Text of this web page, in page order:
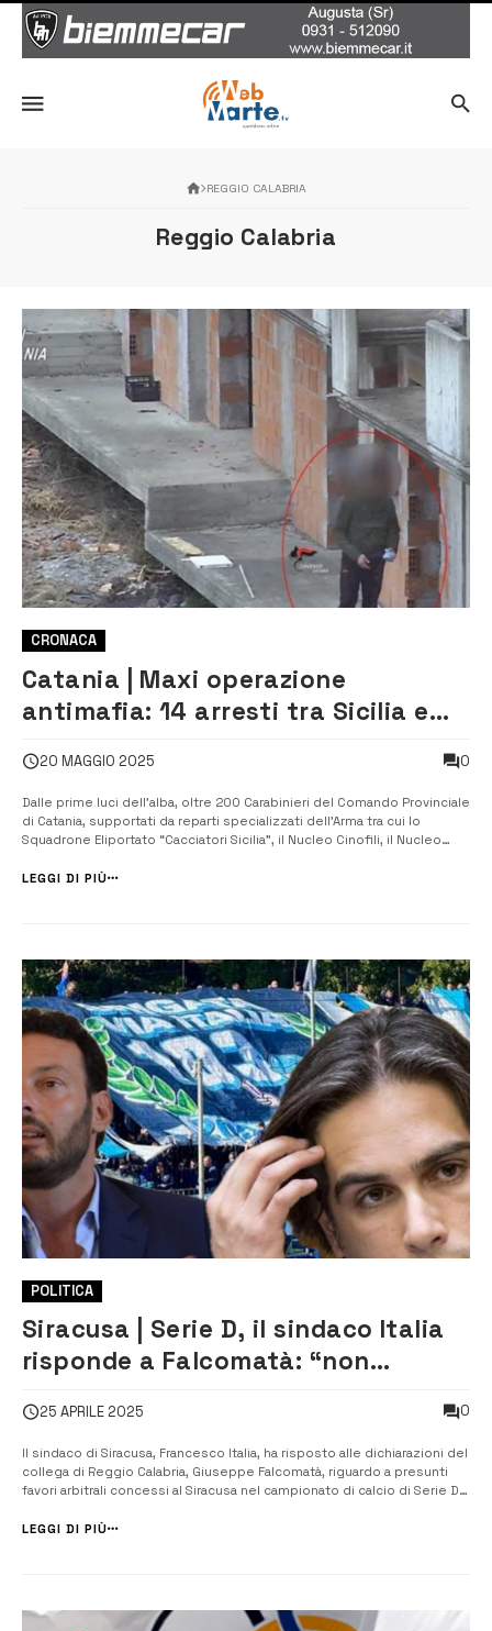
REGGIO CALABRIA
Reggio Calabria
CRONACA
Catania | Maxi operazione
antimafia: 14 arresti tra Sicilia e
20 MAGGIO 2025 0
Dalle prime luci dell’alba, oltre 200 Carabinieri del Comando Provinciale
di Catania, supportati da reparti specializzati dell’Arma tra cui lo
Squadrone Eliportato “Cacciatori Sicilia”, il Nucleo Cinofili, il Nucleo
operazione antimafia nelle province di Catania e Reggio C...
LEGGI DI PIÙ
POLITICA
Siracusa | Serie D, il sindaco Italia
risponde a Falcomatà: “non
25 APRILE 2025 0
Il sindaco di Siracusa, Francesco Italia, ha risposto alle dichiarazioni del
collega di Reggio Calabria, Giuseppe Falcomatà, riguardo a presunti
favori arbitrali concessi al Siracusa nel campionato di calcio di Serie D.
sono inaccettabili e rischiano di compromettere la s...
LEGGI DI PIÙ